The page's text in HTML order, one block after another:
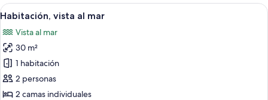
la
Ver
todas
las
fotos
de
Habitación,
vista
Una habitación de hotel moderna
6
Habitación, vista al mar
Vista al mar
30 m²
1 habitación
2 personas
2 camas individuales